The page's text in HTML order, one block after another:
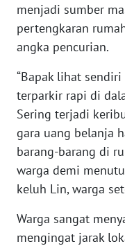
menjadi sumber
pertengkaran
angka pencurian.
“Bapak lihat
terparkir rapi di
Sering terjadi
gara uang belanja
barang-barang di
warga demi
keluh Lin, warga
Warga sangat
mengingat jarak
WN
SUMBAR
WN
SUMSEL
WN
BENGKULU
WN
LAMPUNG
WN
JATENG